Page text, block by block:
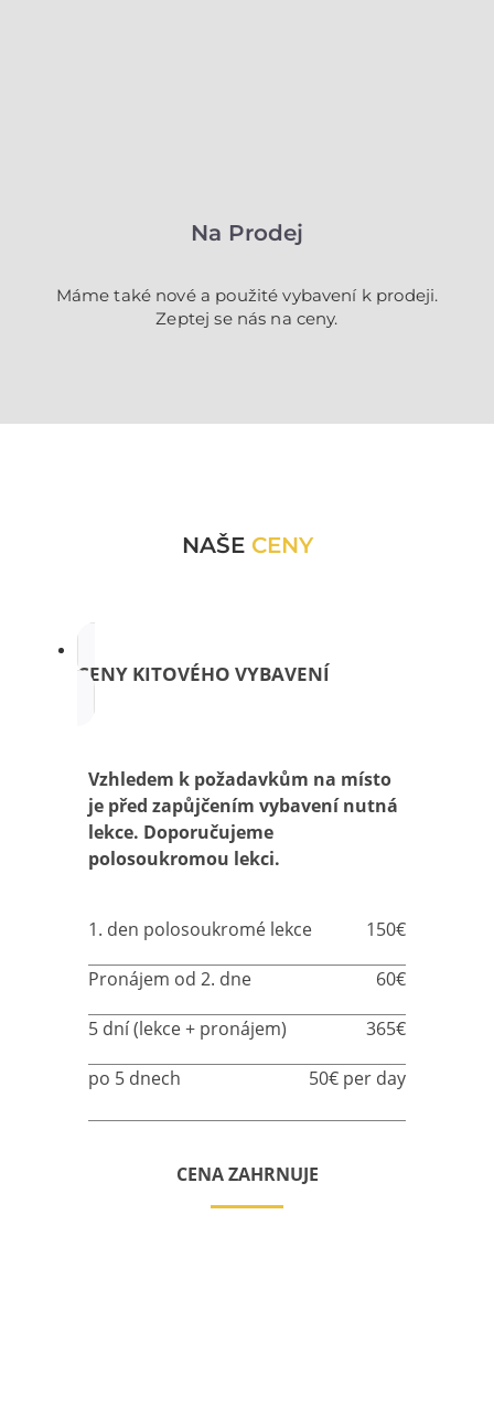
Na Prodej
Máme také nové a použité vybavení k prodeji.
Zeptej se nás na ceny.
NAŠE CENY
CENY KITOVÉHO VYBAVENÍ
Vzhledem k požadavkům na místo
je před zapůjčením vybavení nutná
lekce. Doporučujeme
polosoukromou lekci.
1. den polosoukromé lekce 150€
Pronájem od 2. dne 60€
5 dní (lekce + pronájem) 365€
po 5 dnech 50€ per day
CENA ZAHRNUJE